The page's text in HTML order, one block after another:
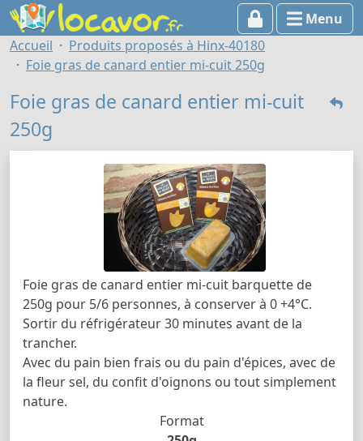
Menu
Accueil
Produits proposés à Hinx-40180
Foie gras de canard entier mi-cuit 250g
Foie gras de canard entier mi-cuit
250g
Foie gras de canard entier mi-cuit barquette de
250g pour 5/6 personnes, à conserver à 0 +4°C.
Sortir du réfrigérateur 30 minutes avant de la
trancher.
Avec du pain bien frais ou du pain d'épices, avec de
la fleur sel, du confit d'oignons ou tout simplement
nature.
Format